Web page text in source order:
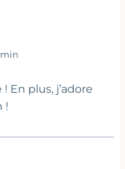
min
En plus, j’adore
!